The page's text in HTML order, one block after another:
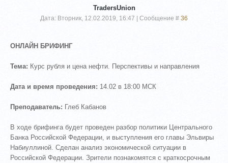
TradersUnion
Дата: Вторник, 12.02.2019, 16:47 | Сообщение # 36
ОНЛАЙН БРИФИНГ
Тема: Курс рубля и цена нефти. Перспективы и направления
Дата и время проведения: 14.02 в 18:00 МСК
Преподаватель: Глеб Кабанов
В ходе брифинга будет проведен разбор политики Центрального
Банка Российской Федерации, и выступления его главы Эльвиры
Набиуллиной. Сделан анализ экономической ситуации в
Российской Федерации. Зрители познакомятся с краткосрочным